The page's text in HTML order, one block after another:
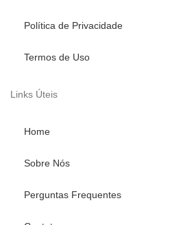
Política de Privacidade
Termos de Uso
Links Úteis
Home
Sobre Nós
Perguntas Frequentes